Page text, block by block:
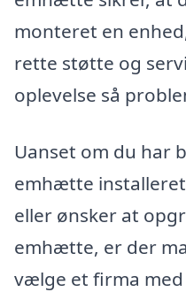
monteret en
rette støtte og
oplevelse så
Uanset om du har
emhætte
eller ønsker at
emhætte, er der
vælge et firma